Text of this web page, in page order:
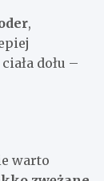
,
dołu –
warto